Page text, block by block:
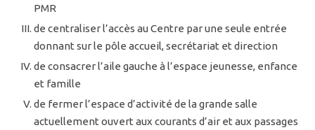
PMR
de centraliser l’accès au Centre par une seule entrée
donnant sur le pôle accueil, secrétariat et direction
de consacrer l’aile gauche à l’espace jeunesse, enfance
et famille
de fermer l’espace d’activité de la grande salle
actuellement ouvert aux courants d’air et aux passages